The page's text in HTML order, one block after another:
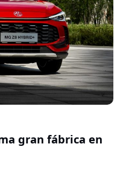
gran fábrica en